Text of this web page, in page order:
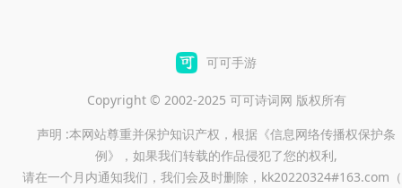
可可手游
Copyright © 2002-2025 可可诗词网 版权所有
声明 :本网站尊重并保护知识产权，根据《信息网络传播权保护条
例》，如果我们转载的作品侵犯了您的权利,
请在一个月内通知我们，我们会及时删除，kk20220324#163.com